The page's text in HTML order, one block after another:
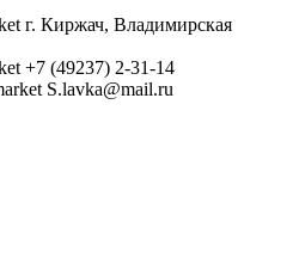
г. Киржач, Владимирская
+7 (49237) 2-31-14
S.lavka@mail.ru